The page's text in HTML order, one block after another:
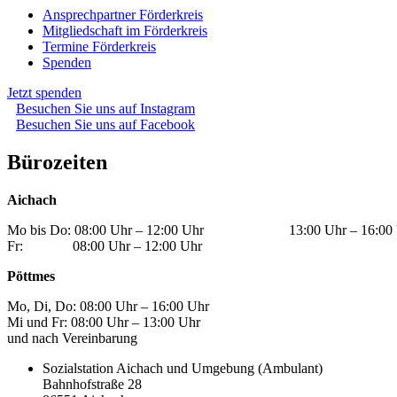
Ansprechpartner Förderkreis
Mitgliedschaft im Förderkreis
Termine Förderkreis
Spenden
Jetzt spenden
Besuchen Sie uns auf Instagram
Besuchen Sie uns auf Facebook
Bürozeiten
Aichach
Mo bis Do: 08:00 Uhr – 12:00 Uhr 13:00 Uhr – 16:00
Fr: 08:00 Uhr – 12:00 Uhr
Pöttmes
Mo, Di, Do: 08:00 Uhr – 16:00 Uhr
Mi und Fr: 08:00 Uhr – 13:00 Uhr
und nach Vereinbarung
Sozialstation Aichach und Umgebung (Ambulant)
Bahnhofstraße 28